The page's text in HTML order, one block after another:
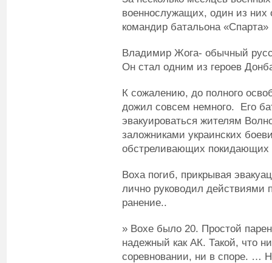
военнослужащих, один из
командир батальона
Владимир Жога- обычный
Он стал одним из героев
К сожалению, до полного
дожил совсем немного. Его
эвакуироваться жителям
заложниками украинских
обстреливающих покидающих
Воха погиб, прикрывая
лично руководил действиями
ранение..
» Вохе было 20. Простой
надежный как АК. Такой, что
соревновании, ни в споре. …